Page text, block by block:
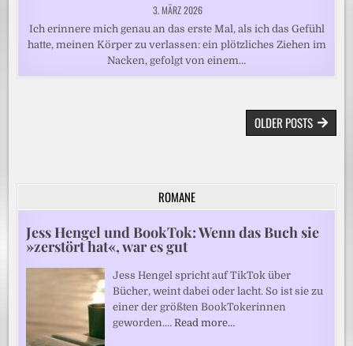
3. MÄRZ 2026
Ich erinnere mich genau an das erste Mal, als ich das Gefühl
hatte, meinen Körper zu verlassen: ein plötzliches Ziehen im
Nacken, gefolgt von einem…
BEITRAGSNAVIGATIONOLDER POSTS
ROMANE
Jess Hengel und BookTok: Wenn das Buch sie
»zerstört hat«, war es gut
Jess Hengel spricht auf TikTok über
Bücher, weint dabei oder lacht. So ist sie zu
einer der größten BookTokerinnen
geworden.…Read more…